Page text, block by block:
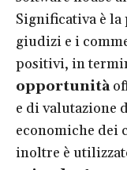
Significativa è
giudizi e i
positivi, in
opportunità
e di valutazione
economiche dei
inoltre è